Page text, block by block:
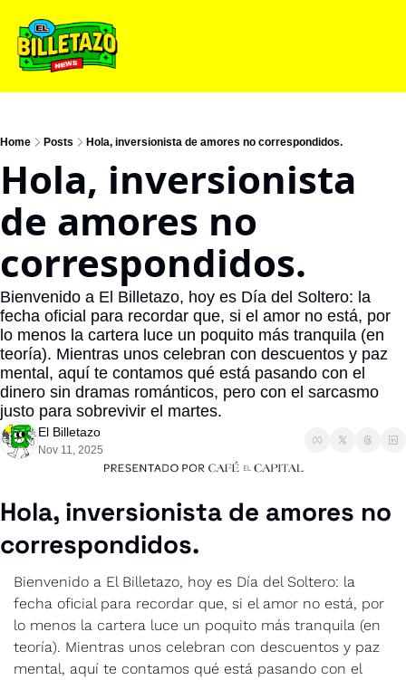
Home Posts Hola, inversionista de amores no correspondidos.
Hola, inversionista
de amores no
correspondidos.
Bienvenido a El Billetazo, hoy es Día del Soltero: la
fecha oficial para recordar que, si el amor no está, por
lo menos la cartera luce un poquito más tranquila (en
teoría). Mientras unos celebran con descuentos y paz
mental, aquí te contamos qué está pasando con el
dinero sin dramas románticos, pero con el sarcasmo
justo para sobrevivir el martes.
El Billetazo
Nov 11, 2025
Hola, inversionista de amores no
correspondidos.
Bienvenido a El Billetazo, hoy es Día del Soltero: la
fecha oficial para recordar que, si el amor no está, por
lo menos la cartera luce un poquito más tranquila (en
teoría). Mientras unos celebran con descuentos y paz
mental, aquí te contamos qué está pasando con el